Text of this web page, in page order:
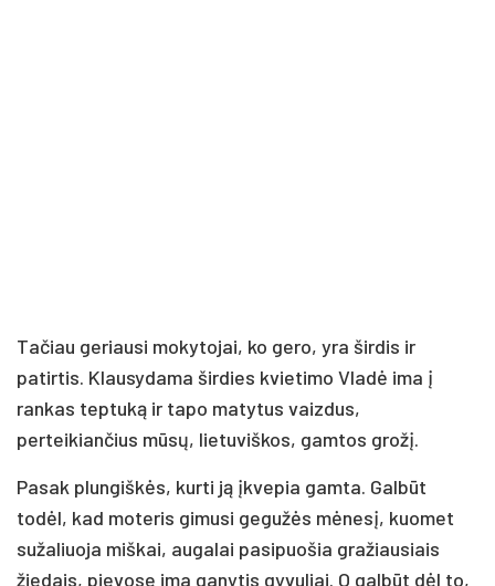
Tačiau geriausi mokytojai, ko gero, yra širdis ir
patirtis. Klausydama širdies kvietimo Vladė ima į
rankas teptuką ir tapo matytus vaizdus,
perteikiančius mūsų, lietuviškos, gamtos grožį.
Pasak plungiškės, kurti ją įkvepia gamta. Galbūt
todėl, kad moteris gimusi gegužės mėnesį, kuomet
sužaliuoja miškai, augalai pasipuošia gražiausiais
žiedais, pievose ima ganytis gyvuliai. O galbūt dėl to,